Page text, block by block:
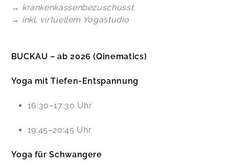
→ krankenkassenbezuschusst
→ inkl. virtuellem Yogastudio
BUCKAU – ab 2026 (Qinematics)
Yoga mit Tiefen-Entspannung
16:30–17:30 Uhr
19:45–20:45 Uhr
Yoga für Schwangere